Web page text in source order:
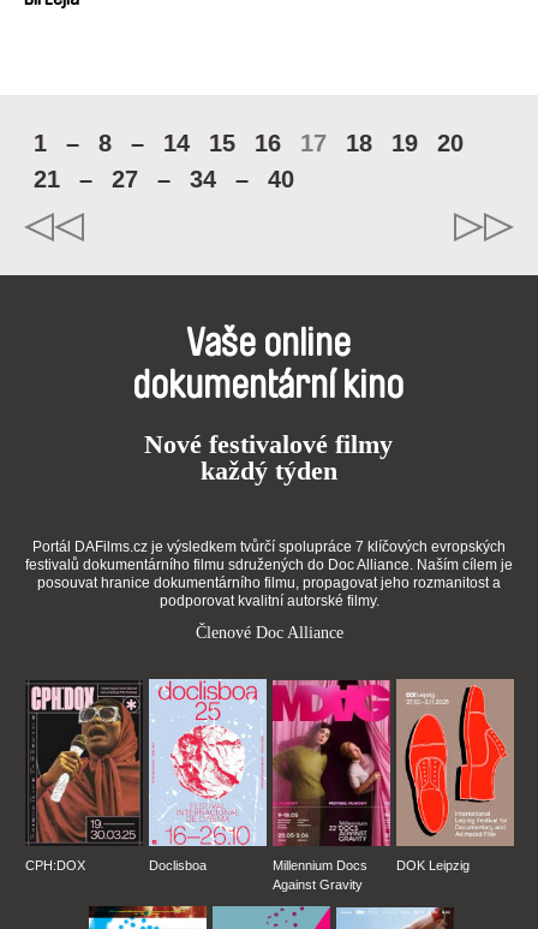
1 – 8 – 14 15 16 17 18 19
20
21
– 27 – 34 – 40
Vaše online
dokumentární kino
Nové festivalové filmy
každý týden
Portál DAFilms.cz je výsledkem tvůrčí spolupráce 7 klíčových evropských
festivalů dokumentárního filmu sdružených do Doc Alliance. Naším cílem je
posouvat hranice dokumentárního filmu, propagovat jeho rozmanitost a
podporovat kvalitní autorské filmy.
Členové Doc Alliance
CPH:DOX Doclisboa
Millennium Docs
Against Gravity
DOK Leipzig